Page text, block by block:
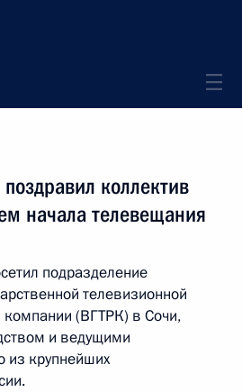
коллектив
начала телевещания
подразделение
телевизионной
(ВГТРК) в Сочи,
и ведущими
из крупнейших